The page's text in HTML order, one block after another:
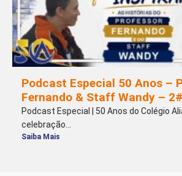
Podcast Especial 50 Anos –
Fernando & Staff Wandy – 2#
Podcast Especial | 50 Anos do Colégio
celebração...
Saiba Mais